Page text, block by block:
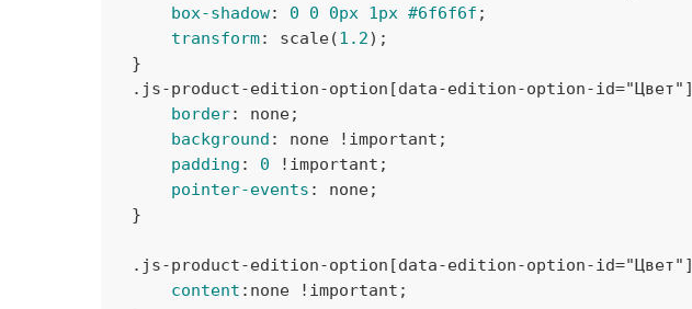
box-shadow: 0 0 0px 1px #6f6f6f ;
transform: scale(1.2) ;
}
.js-product-edition-option [data-edition-option-id="Цвет"]
border: none;
background : none !important ;
padding : 0 !important ;
pointer-events : none;
}
.js-product-edition-option [data-edition-option-id="Цвет"]
content : none !important ;